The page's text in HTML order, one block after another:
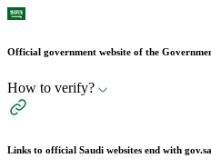
Official government website of the
How to verify?
Links to official Saudi websites end with gov.sa